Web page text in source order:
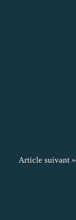
Article suivant »